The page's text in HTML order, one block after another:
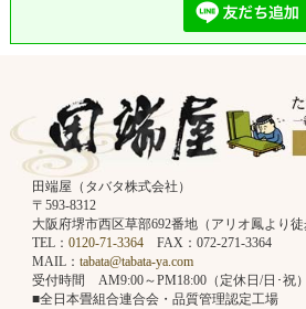
田端屋（タバタ株式会社）
〒593-8312
大阪府堺市西区草部692番地（アリオ鳳より徒
TEL： 0120-71-3364FAX：072-271-3364
MAIL： tabata@tabata-ya.com
受付時間 AM9:00～PM18:00（定休日/日･祝）
■全日本畳組合連合会・品質管理認定工場